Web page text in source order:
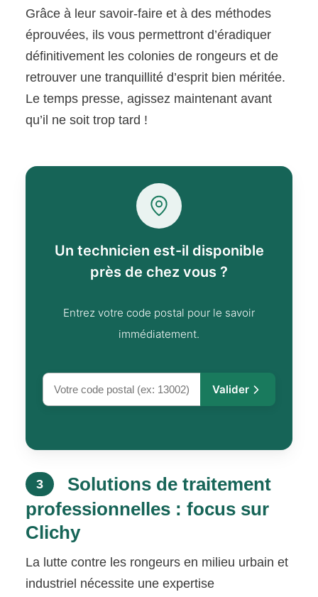
Grâce à leur savoir-faire et à des méthodes
éprouvées, ils vous permettront d’éradiquer
définitivement les colonies de rongeurs et de
retrouver une tranquillité d’esprit bien méritée.
Le temps presse, agissez maintenant avant
qu’il ne soit trop tard !
Un technicien est-il disponible
près de chez vous ?
Entrez votre code postal pour le savoir
immédiatement.
Valider
3
Solutions de traitement
professionnelles : focus sur
Clichy
La lutte contre les rongeurs en milieu urbain et
industriel nécessite une expertise